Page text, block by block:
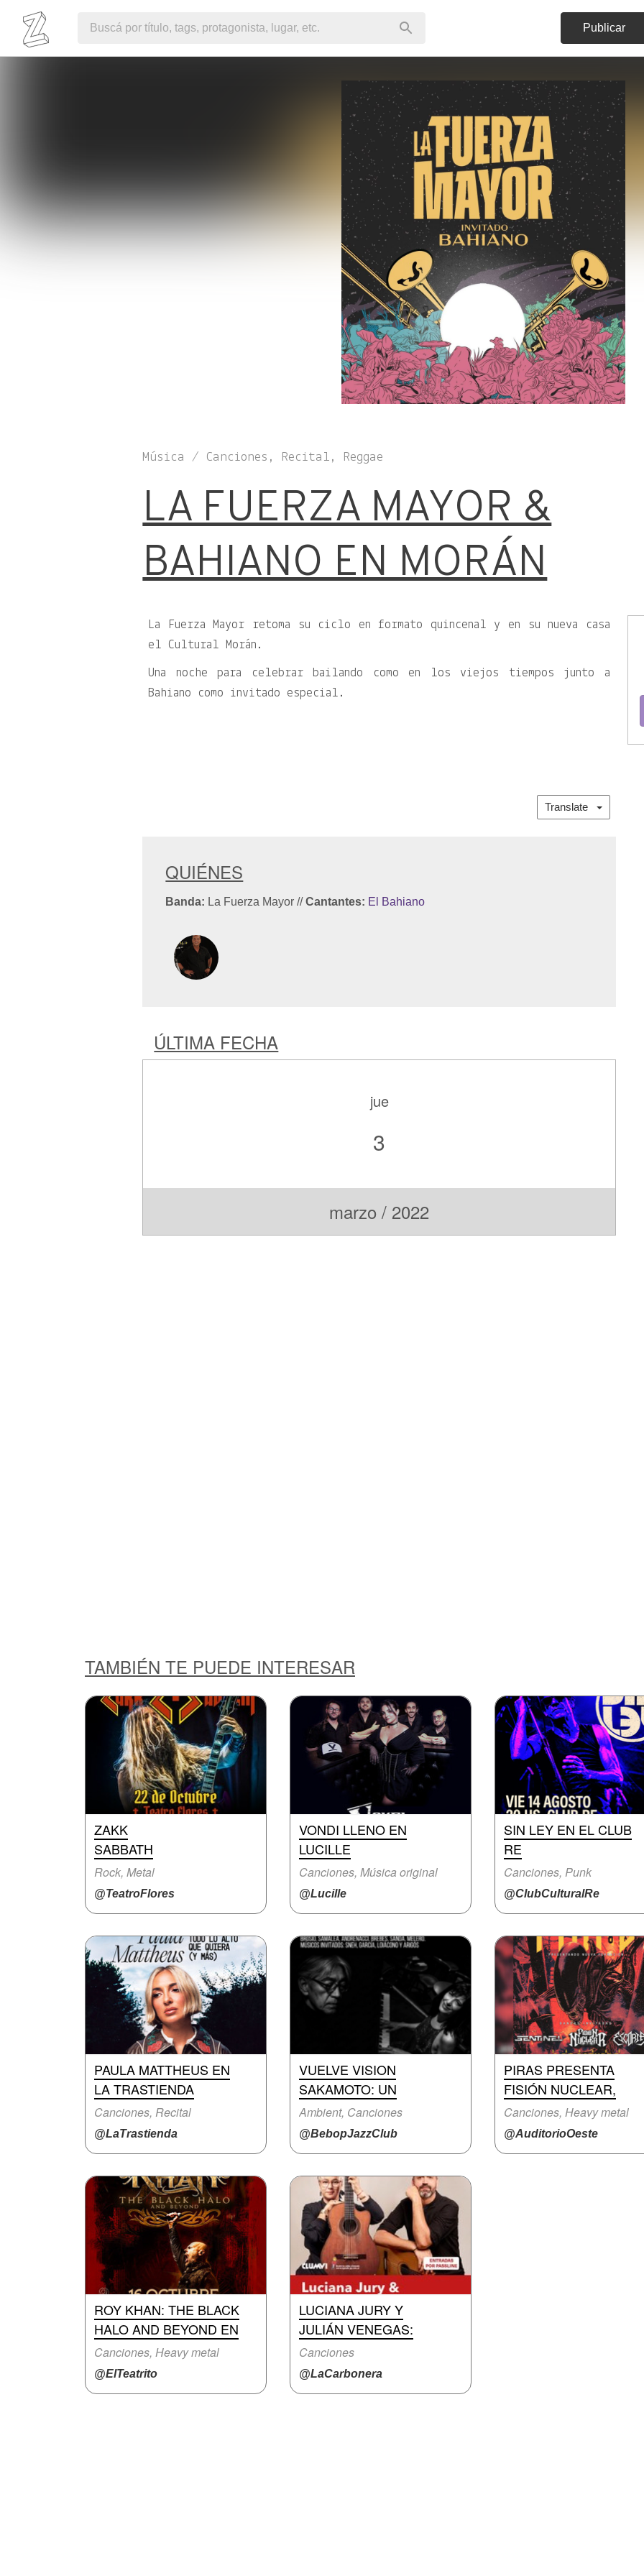
Publicar
Música / Canciones, Recital, Reggae
LA FUERZA MAYOR &
BAHIANO EN MORÁN
La Fuerza Mayor retoma su ciclo en formato quincenal y en su nueva casa
el Cultural Morán.
Una noche para celebrar bailando como en los viejos tiempos junto a
Bahiano como invitado especial.
Translate
QUIÉNES
Banda: La Fuerza Mayor// Cantantes: El Bahiano
ÚLTIMA FECHA
jue
3
marzo / 2022
TAMBIÉN TE PUEDE INTERESAR
ZAKK
SABBATH
Rock, Metal
@TeatroFlores
VONDI LLENO EN
LUCILLE
Canciones, Música original
@Lucille
SIN LEY EN EL CLUB
RE
Canciones, Punk
@ClubCulturalRe
PAULA MATTHEUS EN
LA TRASTIENDA
Canciones, Recital
@LaTrastienda
VUELVE VISION
SAKAMOTO: UN
Ambient, Canciones
@BebopJazzClub
PIRAS PRESENTA
FISIÓN NUCLEAR,
Canciones, Heavy metal
@AuditorioOeste
ROY KHAN: THE BLACK
HALO AND BEYOND EN
Canciones, Heavy metal
@ElTeatrito
LUCIANA JURY Y
JULIÁN VENEGAS:
Canciones
@LaCarbonera